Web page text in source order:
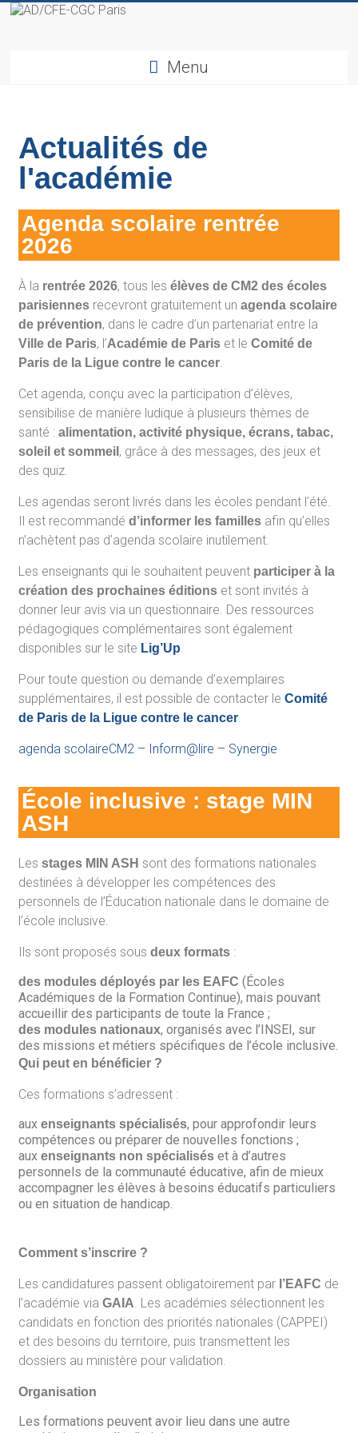
Menu
Actualités de
l'académie
Agenda scolaire rentrée
2026
À la rentrée 2026, tous lesélèves de CM2 des écoles
parisiennes recevront gratuitement unagenda scolaire
de prévention, dans le cadre d’un partenariat entre la
Ville de Paris, l’Académie de Paris et leComité de
Paris de la Ligue contre le cancer.
Cet agenda, conçu avec la participation d’élèves,
sensibilise de manière ludique à plusieurs thèmes de
santé :alimentation, activité physique, écrans, tabac,
soleil et sommeil , grâce à des messages, des jeux et
des quiz.
Les agendas seront livrés dans les écoles pendant l’été.
Il est recommandéd’informer les familles afin qu’elles
n’achètent pas d’agenda scolaire inutilement.
Les enseignants qui le souhaitent peuvent participer à la
création des prochaines éditions et sont invités à
donner leur avis via un questionnaire. Des ressources
pédagogiques complémentaires sont également
disponibles sur le site Lig’Up.
Pour toute question ou demande d’exemplaires
supplémentaires, il est possible de contacter leComité
de Paris de la Ligue contre le cancer.
agenda scolaireCM2 – Inform@lire – Synergie
École inclusive : stage MIN
ASH
Lesstages MIN ASH sont des formations nationales
destinées à développer les compétences des
personnels de l’Éducation nationale dans le domaine de
l’école inclusive.
Ils sont proposés sousdeux formats :
des modules déployés par les EAFC (Écoles
Académiques de la Formation Continue), mais pouvant
accueillir des participants de toute la France ;
des modules nationaux, organisés avec l’INSEI, sur
des missions et métiers spécifiques de l’école inclusive.
Qui peut en bénéficier ?
Ces formations s’adressent :
auxenseignants spécialisés, pour approfondir leurs
compétences ou préparer de nouvelles fonctions ;
auxenseignants non spécialisés et à d’autres
personnels de la communauté éducative, afin de mieux
accompagner les élèves à besoins éducatifs particuliers
ou en situation de handicap.
Comment s’inscrire ?
Les candidatures passent obligatoirement par l’EAFC de
l’académie viaGAIA. Les académies sélectionnent les
candidats en fonction des priorités nationales (CAPPEI)
et des besoins du territoire, puis transmettent les
dossiers au ministère pour validation.
Organisation
Les formations peuvent avoir lieu dans une autre